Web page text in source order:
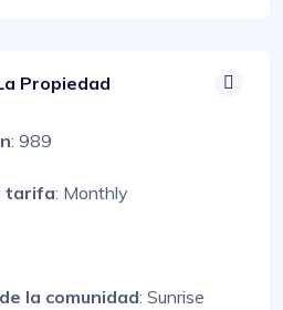
Propiedad
: 989
tarifa: Monthly
la comunidad: Sunrise